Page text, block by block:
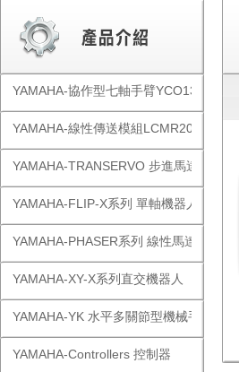
YAMAHA-協作型七軸手臂YCO1300
YAMAHA-線性傳送模組LCMR200
YAMAHA-TRANSERVO 步進馬達單軸
YAMAHA-FLIP-X系列 單軸機器人
YAMAHA-PHASER系列 線性馬達
YAMAHA-XY-X系列直交機器人
YAMAHA-YK 水平多關節型機械手
YAMAHA-Controllers 控制器